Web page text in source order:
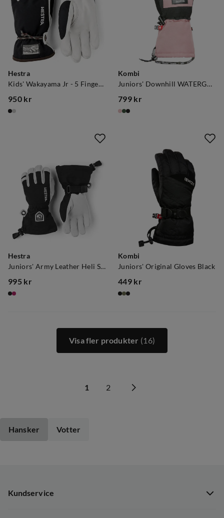
Hestra
Kids' Wakayama Jr - 5 Finger Black
price
950 kr
Kombi
Juniors' Downhill WATERGUARD Gloves Nostalgia Rose
price
799 kr
Hestra
Juniors' Army Leather Heli Ski Black
price
995 kr
Kombi
Juniors' Original Gloves Black
price
449 kr
Visa fler produkter (16)
1 2
Hansker Votter
Kundservice